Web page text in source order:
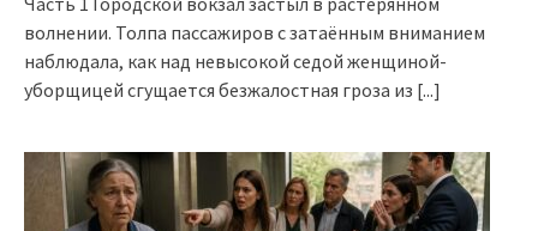
волнении. Толпа пассажиров с затаённым вниманием
наблюдала, как над невысокой седой женщиной-
уборщицей сгущается безжалостная гроза из [...]